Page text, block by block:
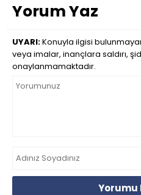
Yorum Yaz
UYARI:Konuyla ilgisi
veya imalar, inançlara saldırı,
onaylanmamaktadır.
Yorumu